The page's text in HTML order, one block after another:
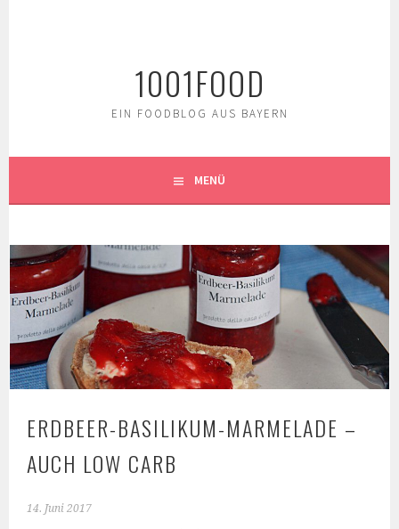
1001FOOD
EIN FOODBLOG AUS BAYERN
MENÜ
ERDBEER-BASILIKUM-MARMELADE –
AUCH LOW CARB
14. Juni 2017